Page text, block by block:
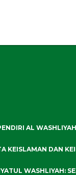
AL WASHLIYAH
KEISLAMAN DAN
WASHLIYAH: